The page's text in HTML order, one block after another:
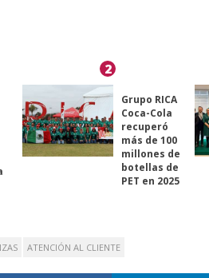
2
Grupo RICA
Coca-Cola
recuperó
más de 100
millones de
botellas de
PET en 2025
ATENCIÓN AL CLIENTE